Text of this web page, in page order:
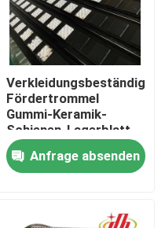
Verkleidungsbeständige
Fördertrommel
Gummi-Keramik-
Schienen-Lagerblatt
Anfrage absenden